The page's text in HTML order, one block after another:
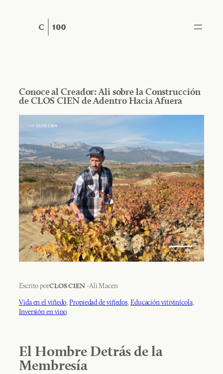
Conoce al Creador: Ali sobre la Construcción
de CLOS CIEN de Adentro Hacia Afuera
Escrito porCLOS CIEN -Ali Macen
Vida en el viñedo, Propiedad de viñedos, Educación vitivinícola,
Inversión en vino
El Hombre Detrás de la
Membresía